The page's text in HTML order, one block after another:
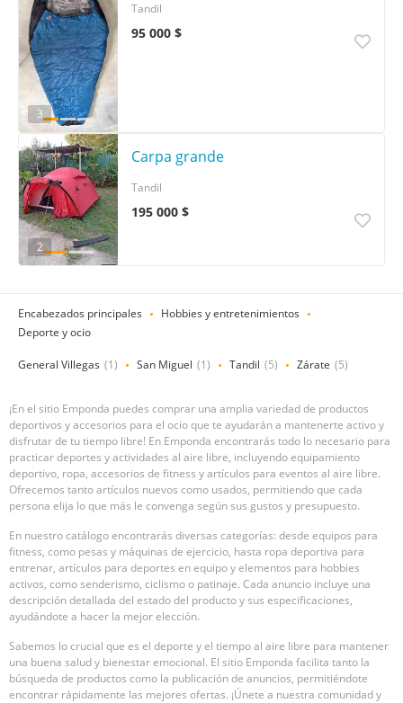
3
95 000 $
Tandil
2
Carpa grande
195 000 $
Tandil
Encabezados principales
Hobbies y entretenimientos
Deporte y ocio
General Villegas (1) San Miguel (1) Tandil (5) Zárate (5)
¡En el sitio Emponda puedes comprar una amplia variedad de productos
deportivos y accesorios para el ocio que te ayudarán a mantenerte activo y
disfrutar de tu tiempo libre! En Emponda encontrarás todo lo necesario para
practicar deportes y actividades al aire libre, incluyendo equipamiento
deportivo, ropa, accesorios de fitness y artículos para eventos al aire libre.
Ofrecemos tanto artículos nuevos como usados, permitiendo que cada
persona elija lo que más le convenga según sus gustos y presupuesto.
En nuestro catálogo encontrarás diversas categorías: desde equipos para
fitness, como pesas y máquinas de ejercicio, hasta ropa deportiva para
entrenar, artículos para deportes en equipo y elementos para hobbies
activos, como senderismo, ciclismo o patinaje. Cada anuncio incluye una
descripción detallada del estado del producto y sus especificaciones,
ayudándote a hacer la mejor elección.
Sabemos lo crucial que es el deporte y el tiempo al aire libre para mantener
una buena salud y bienestar emocional. El sitio Emponda facilita tanto la
búsqueda de productos como la publicación de anuncios, permitiéndote
encontrar rápidamente las mejores ofertas. ¡Únete a nuestra comunidad y